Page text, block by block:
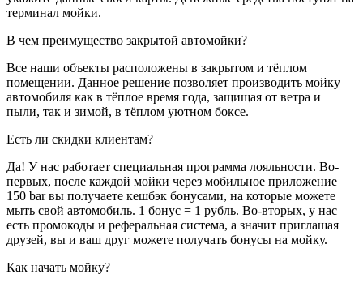
терминал мойки.
В чем преимущество закрытой автомойки?
Все наши объекты расположены в закрытом и тёплом
помещении. Данное решение позволяет производить мойку
автомобиля как в тёплое время года, защищая от ветра и
пыли, так и зимой, в тёплом уютном боксе.
Есть ли скидки клиентам?
Да! У нас работает специальная программа лояльности. Во-
первых, после каждой мойки через мобильное приложение
150 bar вы получаете кешбэк бонусами, на которые можете
мыть свой автомобиль. 1 бонус = 1 рубль. Во-вторых, у нас
есть промокоды и реферальная система, а значит приглашая
друзей, вы и ваш друг можете получать бонусы на мойку.
Как начать мойку?